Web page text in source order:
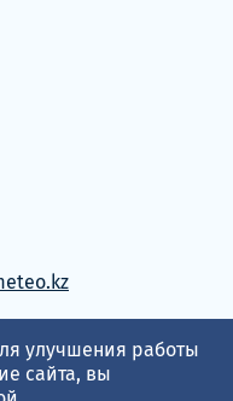
улучшения работы
сайта, вы